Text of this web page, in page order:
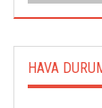
HAVA